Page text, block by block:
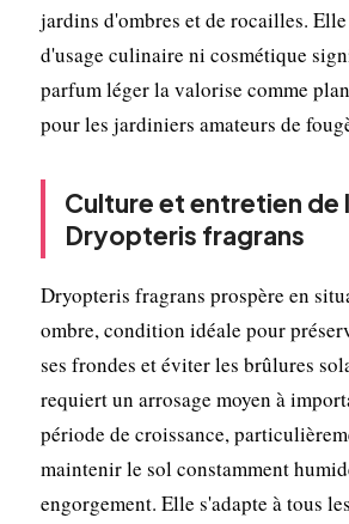
jardins d'ombres et de rocailles. Elle
d'usage culinaire ni cosmétique
parfum léger la valorise comme
pour les jardiniers amateurs de
Culture et entretien de
Dryopteris fragrans
Dryopteris fragrans prospère en
ombre, condition idéale pour
ses frondes et éviter les brûlures
requiert un arrosage moyen à
période de croissance,
maintenir le sol constamment
engorgement. Elle s'adapte à tous